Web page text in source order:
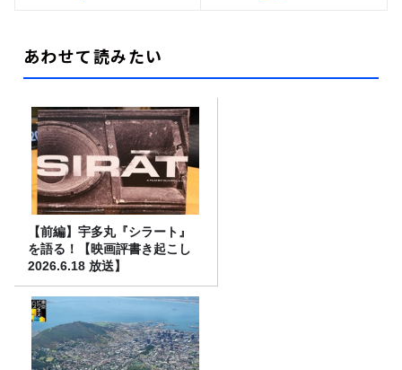
あわせて読みたい
【前編】宇多丸『シラート』
を語る！【映画評書き起こし
2026.6.18 放送】